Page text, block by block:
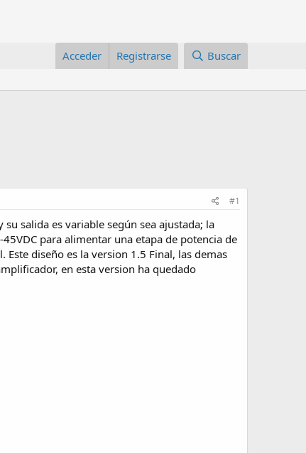
Acceder Registrarse Buscar
#1
salida es variable según sea ajustada; la
para alimentar una etapa de potencia de
diseño es la version 1.5 Final, las demas
en esta version ha quedado